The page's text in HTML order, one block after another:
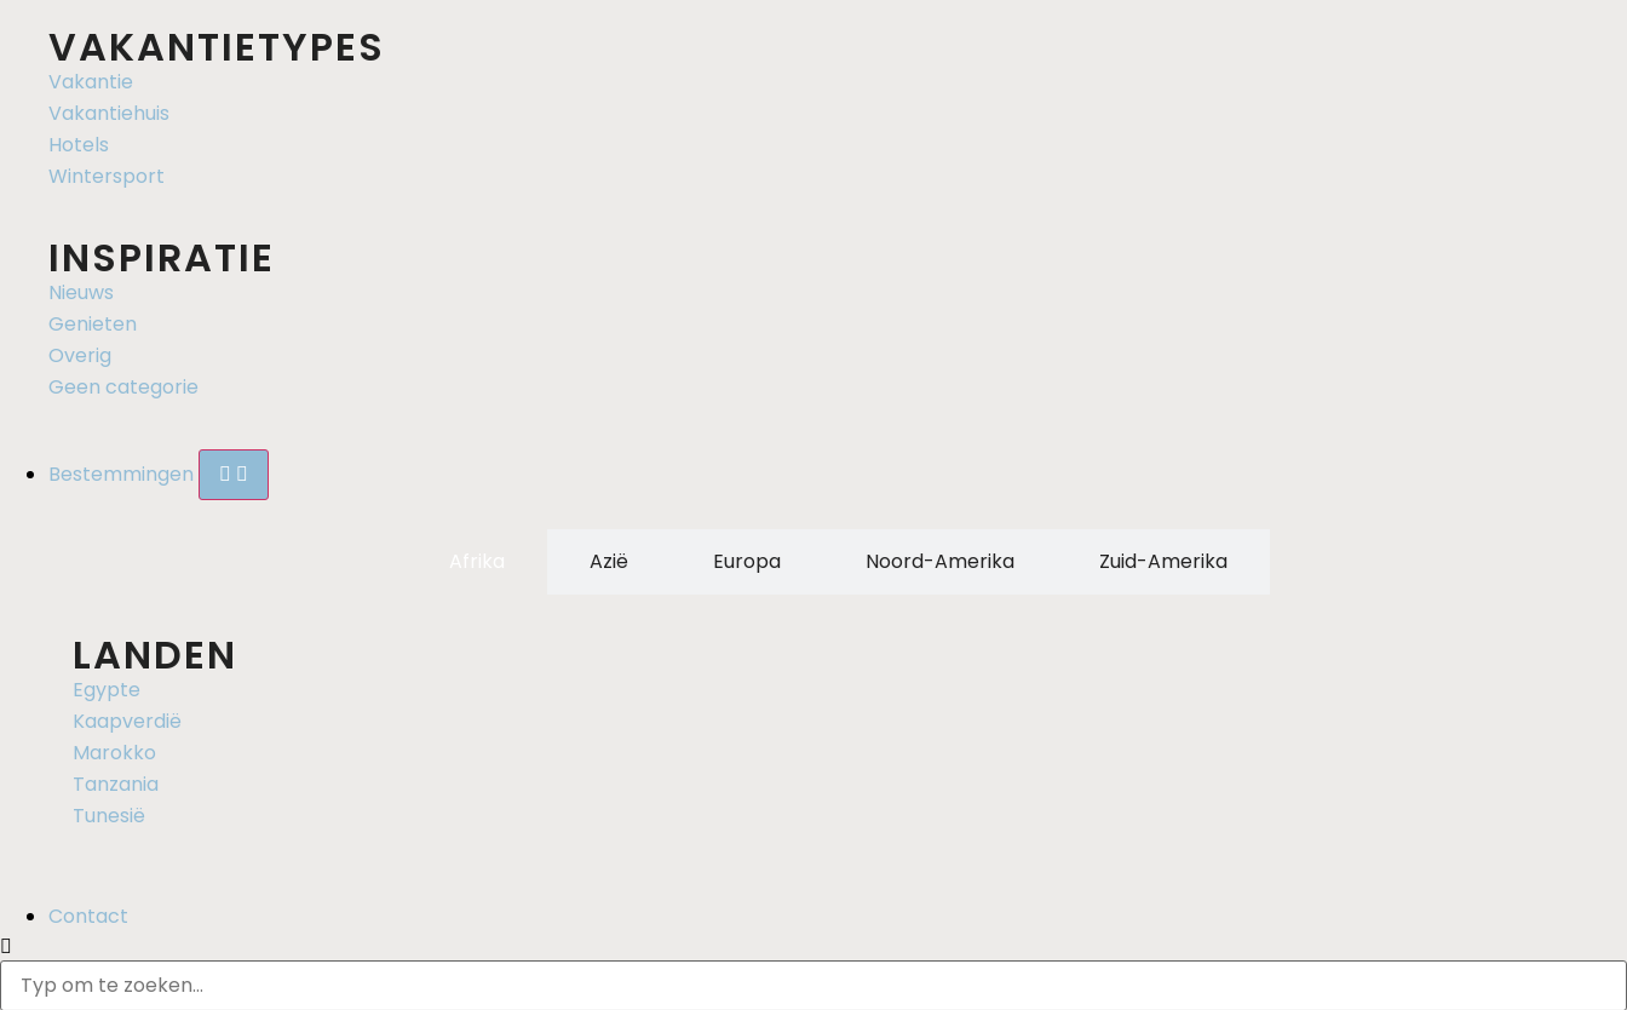
VAKANTIETYPES
Vakantie
Vakantiehuis
Hotels
Wintersport
INSPIRATIE
Nieuws
Genieten
Overig
Geen categorie
Bestemmingen
Azië Europa Noord-Amerika Zuid-Amerika
LANDEN
Egypte
Kaapverdië
Marokko
Tanzania
Tunesië
Contact